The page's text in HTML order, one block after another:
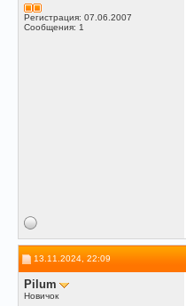
Регистрация: 07.06.2007
Сообщения: 1
13.11.2024, 22:09
Pilum
Новичок